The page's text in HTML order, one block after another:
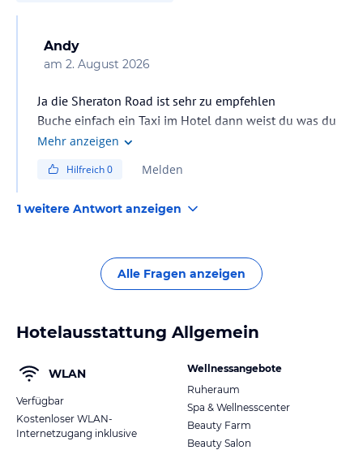
Andy
am 2. August 2026
Ja die Sheraton Road ist sehr zu empfehlen
Buche einfach ein Taxi im Hotel dann weist du was du
hast ca 35 min
Mehr anzeigen
Hilfreich0 Melden
1 weitere Antwort anzeigen
Alle Fragen anzeigen
Hotelausstattung Allgemein
WLAN
Verfügbar
Kostenloser WLAN-
Internetzugang inklusive
Wellnessangebote
Ruheraum
Spa & Wellnesscenter
Beauty Farm
Beauty Salon